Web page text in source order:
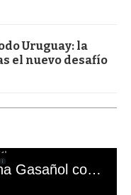
Uruguay: la
el nuevo desafío
El mal momento de Yanina Gasañol con un hincha argentino en "Subrayado"